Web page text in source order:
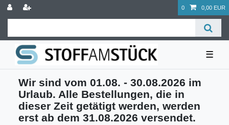
0 0,00 EUR
☰
Wir sind vom 01.08. - 30.08.2026 im
Urlaub. Alle Bestellungen, die in
dieser Zeit getätigt werden, werden
erst ab dem 31.08.2026 versendet.